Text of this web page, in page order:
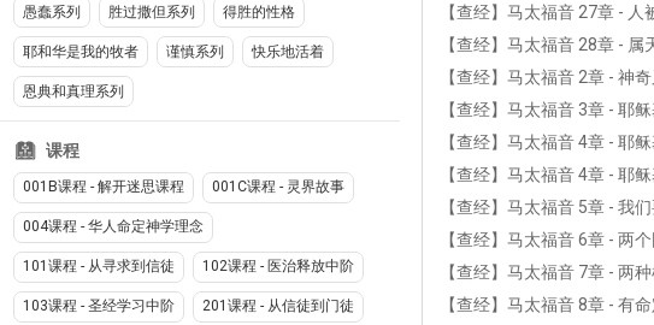
愚蠢系列 胜过撒但系列 得胜的性格
耶和华是我的牧者 谨慎系列 快乐地活着
恩典和真理系列
课程
001B课程 - 解开迷思课程 001C课程 - 灵界故事
004课程 - 华人命定神学理念
101课程 - 从寻求到信徒 102课程 - 医治释放中阶
103课程 - 圣经学习中阶 201课程 - 从信徒到门徒
【查经】马太福音 27章 -
【查经】马太福音 28章 - 属
【查经】马太福音 2章 - 神
【查经】马太福音 3章 - 耶
【查经】马太福音 4章 - 耶
【查经】马太福音 4章 - 耶
【查经】马太福音 5章 - 我
【查经】马太福音 6章 - 两
【查经】马太福音 7章 - 两
【查经】马太福音 8章 - 有